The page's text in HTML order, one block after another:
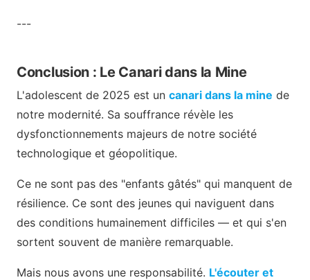
---
Conclusion : Le Canari dans la Mine
L'adolescent de 2025 est un canari dans la mine de
notre modernité. Sa souffrance révèle les
dysfonctionnements majeurs de notre société
technologique et géopolitique.
Ce ne sont pas des "enfants gâtés" qui manquent de
résilience. Ce sont des jeunes qui naviguent dans
des conditions humainement difficiles — et qui s'en
sortent souvent de manière remarquable.
Mais nous avons une responsabilité. L'écouter et